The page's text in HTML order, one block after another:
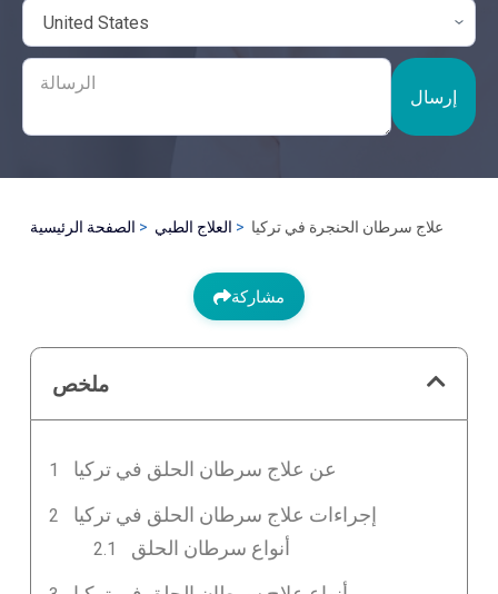
إرسال
الصفحة الرئيسية العلاج الطبي علاج سرطان الحنجرة في تركيا
مشاركة
ملخص
عن علاج سرطان الحلق في تركيا
إجراءات علاج سرطان الحلق في تركيا
أنواع سرطان الحلق